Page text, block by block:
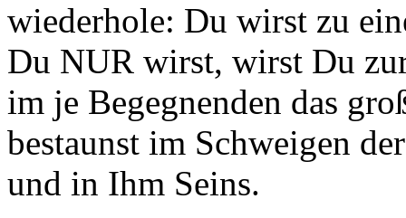
wiederhole: Du wirst zu
Du NUR wirst, wirst Du
im je Begegnenden das
bestaunst im Schweigen
und in Ihm Seins.